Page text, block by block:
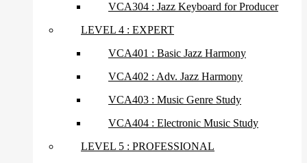
VCA304 : Jazz Keyboard for Producer
LEVEL 4 : EXPERT
VCA401 : Basic Jazz Harmony
VCA402 : Adv. Jazz Harmony
VCA403 : Music Genre Study
VCA404 : Electronic Music Study
LEVEL 5 : PROFESSIONAL